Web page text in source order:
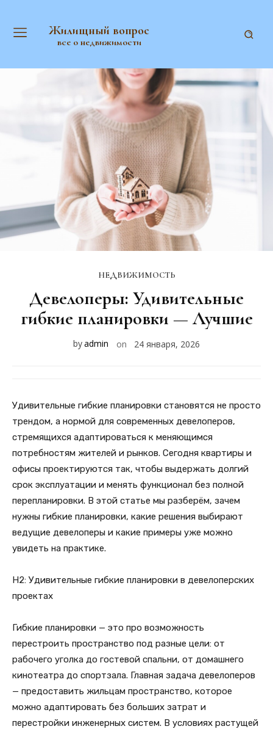
Жилищный вопрос
все о недвижимости
НЕДВИЖИМОСТЬ
Девелоперы: Удивительные
гибкие планировки — Лучшие
byadmin on 24 января, 2026
Удивительные гибкие планировки становятся не просто
трендом, а нормой для современных девелоперов,
стремящихся адаптироваться к меняющимся
потребностям жителей и рынков. Сегодня квартиры и
офисы проектируются так, чтобы выдержать долгий
срок эксплуатации и менять функционал без полной
перепланировки. В этой статье мы разберём, зачем
нужны гибкие планировки, какие решения выбирают
ведущие девелоперы и какие примеры уже можно
увидеть на практике.
H2: Удивительные гибкие планировки в девелоперских
проектах
Гибкие планировки — это про возможность
перестроить пространство под разные цели: от
рабочего уголка до гостевой спальни, от домашнего
кинотеатра до спортзала. Главная задача девелоперов
— предоставить жильцам пространство, которое
можно адаптировать без больших затрат и
перестройки инженерных систем. В условиях растущей